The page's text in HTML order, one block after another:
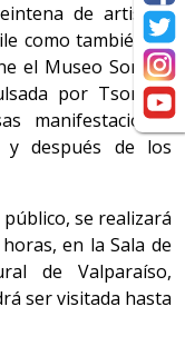
de artistas,
como también de
el Museo Sonoro
por Tsonami
manifestaciones
y después de los
se realizará
en la Sala de
de Valparaíso,
ser visitada hasta